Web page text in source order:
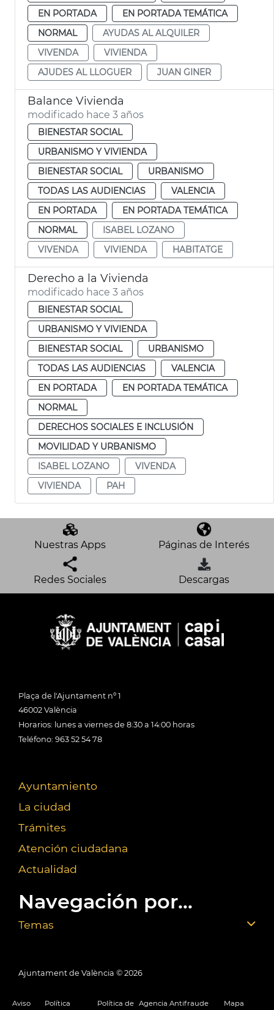
EN PORTADA
EN PORTADA TEMÁTICA
NORMAL
AYUDAS AL ALQUILER
VIVENDA
VIVIENDA
AJUDES AL LLOGUER
JUAN GINER
Balance Vivienda
modificado hace 3 años
BIENESTAR SOCIAL
URBANISMO Y VIVIENDA
BIENESTAR SOCIAL
URBANISMO
TODAS LAS AUDIENCIAS
VALENCIA
EN PORTADA
EN PORTADA TEMÁTICA
NORMAL
ISABEL LOZANO
VIVENDA
VIVIENDA HABITATGE
Derecho a la Vivienda
modificado hace 3 años
BIENESTAR SOCIAL
URBANISMO Y VIVIENDA
BIENESTAR SOCIAL
URBANISMO
TODAS LAS AUDIENCIAS
VALENCIA
EN PORTADA
EN PORTADA TEMÁTICA
NORMAL
DERECHOS SOCIALES E INCLUSIÓN
MOVILIDAD Y URBANISMO
ISABEL LOZANO
VIVENDA
VIVIENDA
PAH
Nuestras Apps Páginas de Interés
Redes Sociales Descargas
Plaça de l'Ajuntament nº 1
46002 València
Horarios: lunes a viernes de 8:30 a 14:00 horas
Teléfono: 963 52 54 78
Ayuntamiento
La ciudad
Trámites
Atención ciudadana
Actualidad
Navegación por...
Temas
Ajuntament de València © 2026
Aviso Política Política de Agencia Antifraude Mapa